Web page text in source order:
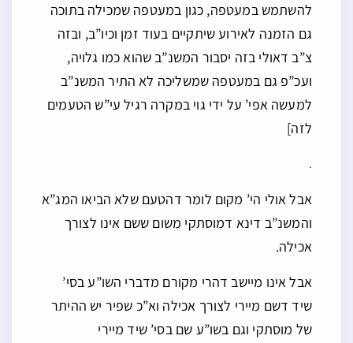
להשתמש במעטפה, כגון במעטפה שמכילה בתוכה
גם הזמנה לאירוע שיתקיים בעוד זמן וכיו”ב, ובזה
צ”ב דאולי בזה יסבור המשנ”ב שהוא כמו גלויה,
ועכ”פ גם במעטפה שמשליכה לא התיר המשנ”ב
למעשה אפי’ על ידי גוי במקרה רגיל עי”ש הטעמים
לזה]
.
אבל אולי הי’ מקום לומר דהטעם שלא הביאו המג”א
והמשנ”ב דינא דמוסתקי משום ששם אינו לצורך
אכילה.
אבל אינו מיישב דהרי מקורם מדברי השו”ע בסי’
שיד דשם מיירי לצורך אכילה וא”כ שפיר יש ההיתר
של מוסתקי וגם בשו”ע שם בסי’ שיד מיירי